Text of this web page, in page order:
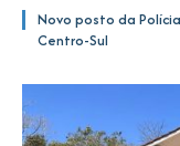
Novo posto da
Centro-Sul